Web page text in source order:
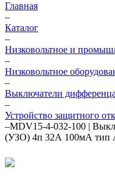
Главная
–
Каталог
–
Низковольтное и
–
Низковольтное
–
Выключатели
–
Устройство защитного
–MDV15-4-032-100 |
(УЗО) 4п 32А 100мА тип